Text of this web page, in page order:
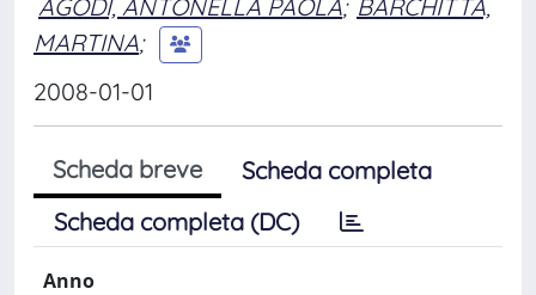
AGODI, ANTONELLA PAOLA; BARCHITTA,
MARTINA;
2008-01-01
Scheda breve
Scheda completa
Scheda completa (DC)
Anno